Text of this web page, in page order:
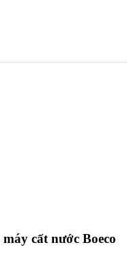
máy cất nước Boeco